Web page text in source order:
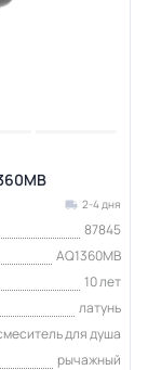
2-4 дня
87845
AQ1360MB
10 лет
латунь
для душа
рычажный